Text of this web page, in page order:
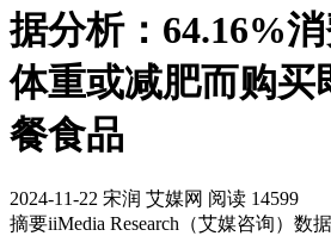
据分析：64.16%
体重或减肥而购买
餐食品
2024-11-22 宋润 艾媒网 阅读 14599
摘要iiMedia Research（艾媒咨询）数